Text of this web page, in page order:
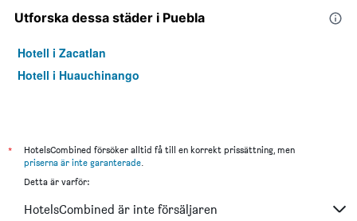
Utforska dessa städer i Puebla
Hotell i Zacatlan
Hotell i Huauchinango
*
HotelsCombined försöker alltid få till en korrekt prissättning, men
priserna är inte garanterade.
Detta är varför:
HotelsCombined är inte försäljaren